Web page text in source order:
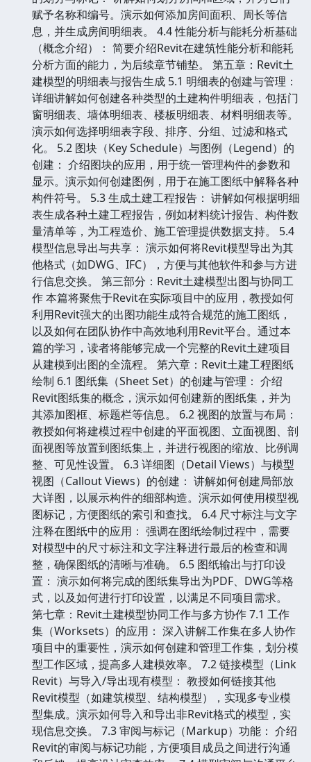
赋予名称和编号。演示如何添加房间面积、周长等信
息，并生成房间明细表。 4.4 性能分析与能耗分析基础
（概念介绍）： 简要介绍Revit在建筑性能分析和能耗
分析方面的能力，为后续章节铺垫。 第五章：Revit土
建模型的明细表与报告生成 5.1 明细表的创建与管理：
详细讲解如何创建各种类型的土建构件明细表，包括门
窗明细表、墙体明细表、楼板明细表、材料明细表等。
演示如何选择明细表字段、排序、分组、过滤和格式
化。 5.2 图块（Key Schedule）与图例（Legend）的
创建： 介绍图块的应用，用于统一管理构件的参数和
显示。演示如何创建图例，用于在施工图纸中解释各种
构件符号。 5.3 生成土建工程报告： 讲解如何根据明细
表生成各种土建工程报告，例如材料统计报告、构件数
量清单等，为工程造价、施工管理提供数据支持。 5.4
模型信息导出与共享： 演示如何将Revit模型导出为其
他格式（如DWG、IFC），方便与其他软件和参与方进
行信息交换。 第三部分：Revit土建模型出图与协同工
作 本篇将聚焦于Revit在实际项目中的应用，教授如何
利用Revit强大的出图功能生成符合规范的施工图纸，
以及如何在团队协作中高效地利用Revit平台。通过本
篇的学习，读者将能够完成一个完整的Revit土建项目
从建模到出图的全流程。 第六章：Revit土建工程图纸
绘制 6.1 图纸集（Sheet Set）的创建与管理： 介绍
Revit图纸集的概念，演示如何创建新的图纸集，并为
其添加图框、标题栏等信息。 6.2 视图的放置与布局：
教授如何将建模过程中创建的平面视图、立面视图、剖
面视图等放置到图纸集上，并进行视图的缩放、比例调
整、可见性设置。 6.3 详细图（Detail Views）与模型
视图（Callout Views）的创建： 讲解如何创建局部放
大详图，以展示构件的细部构造。演示如何使用模型视
图标记，方便图纸的索引和查找。 6.4 尺寸标注与文字
注释在图纸中的应用： 强调在图纸绘制过程中，需要
对模型中的尺寸标注和文字注释进行最后的检查和调
整，确保图纸的清晰与准确。 6.5 图纸输出与打印设
置： 演示如何将完成的图纸集导出为PDF、DWG等格
式，以及如何进行打印设置，以满足不同项目需求。
第七章：Revit土建模型协同工作与多方协作 7.1 工作
集（Worksets）的应用： 深入讲解工作集在多人协作
项目中的重要性，演示如何创建和管理工作集，划分模
型工作区域，提高多人建模效率。 7.2 链接模型（Link
Revit）与导入/导出现有模型： 教授如何链接其他
Revit模型（如建筑模型、结构模型），实现多专业模
型集成。演示如何导入和导出非Revit格式的模型，实
现信息交换。 7.3 审阅与标记（Markup）功能： 介绍
Revit的审阅与标记功能，方便项目成员之间进行沟通